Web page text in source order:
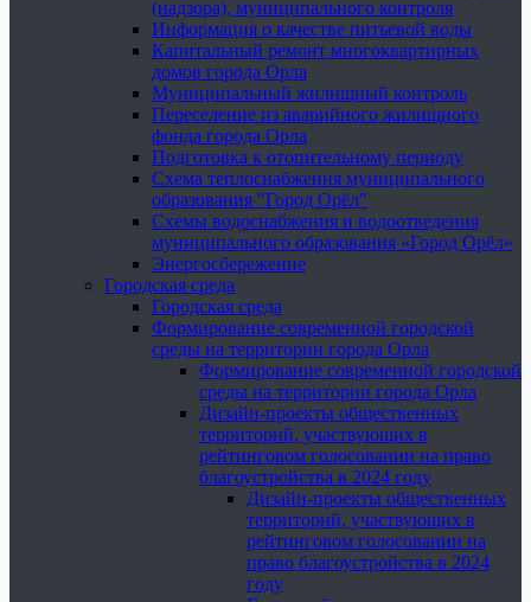
(надзора), муниципального контроля
Информация о качестве питьевой воды
Капитальный ремонт многоквартирных
домов города Орла
Муниципальный жилищный контроль
Переселение из аварийного жилищного
фонда города Орла
Подготовка к отопительному периоду
Схема теплоснабжения муниципального
образования "Город Орёл"
Схемы водоснабжения и водоотведения
муниципального образования «Город Орёл»
Энергосбережение
Городская среда
Городская среда
Формирование современной городской
среды на территории города Орла
Формирование современной городской
среды на территории города Орла
Дизайн-проекты общественных
территорий, участвующих в
рейтинговом голосовании на право
благоустройства в 2024 году
Дизайн-проекты общественных
территорий, участвующих в
рейтинговом голосовании на
право благоустройства в 2024
году